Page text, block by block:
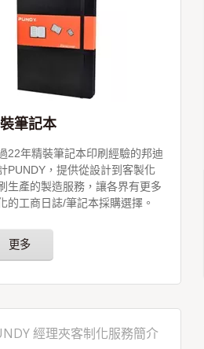
筆記本
22年精裝筆記本印刷經驗的邦迪
PUNDY，提供從設計到客製化
生產的製造服務，讓各界有更多
的工商日誌/筆記本採購選擇。
更多
經理夾客制化服務簡介